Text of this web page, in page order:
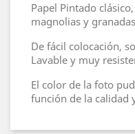
Papel Pintado
magnolias y
De fácil colocación,
Lavable y muy
El color de la foto
función de la calidad